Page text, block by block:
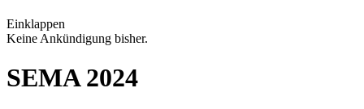
Einklappen
Keine Ankündigung bisher.
SEMA 2024